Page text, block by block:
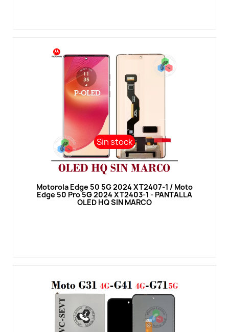
Sin stock
Sin stock
Vista rápida
Motorola Edge 50 5G 2024 XT2407-1 / Moto
Edge 50 Pro 5G 2024 XT2403-1 - PANTALLA
OLED HQ SIN MARCO